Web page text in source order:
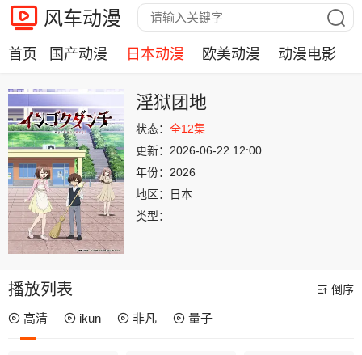
风车动漫
首页 国产动漫 日本动漫 欧美动漫 动漫电影
淫狱团地
状态： 全12集
更新： 2026-06-22 12:00
年份： 2026
地区：
日本
类型：
播放列表 倒序
高清 ikun 非凡 量子